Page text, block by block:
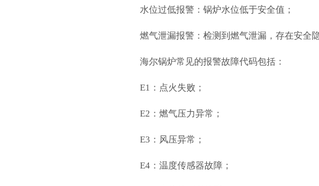
水位过低报警：锅炉水位低于安全值；
燃气泄漏报警：检测到燃气泄漏，存在安全隐
海尔锅炉常见的报警故障代码包括：
E1：点火失败；
E2：燃气压力异常；
E3：风压异常；
E4：温度传感器故障；